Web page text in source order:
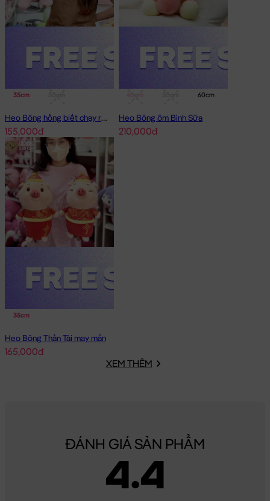
35cm
Heo Bông hồng biết chạy running
155,000đ
60cm
Heo Bông ôm Bình Sữa
210,000đ
35cm
Heo Bông Thần Tài may mắn
165,000đ
XEM THÊM
ĐÁNH GIÁ SẢN PHẨM
4.4